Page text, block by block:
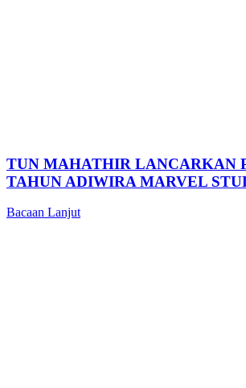
TUN MAHATHIR LANCARKAN
TAHUN ADIWIRA MARVEL
Bacaan Lanjut